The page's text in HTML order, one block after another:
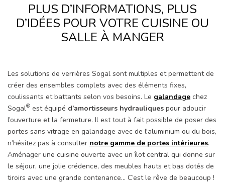
PLUS D’INFORMATIONS, PLUS
D’IDÉES POUR VOTRE CUISINE OU
SALLE À MANGER
Les solutions de verrières Sogal sont multiples et permettent de
créer des ensembles complets avec des éléments fixes,
coulissants et battants selon vos besoins. Le galandage chez
Sogal® est équipé d’amortisseurs hydrauliques pour adoucir
l’ouverture et la fermeture. Il est tout à fait possible de poser des
portes sans vitrage en galandage avec de l'aluminium ou du bois,
n’hésitez pas à consulter notre gamme de portes intérieures.
Aménager une cuisine ouverte avec un îlot central qui donne sur
le séjour, une jolie crédence, des meubles hauts et bas dotés de
tiroirs avec une grande contenance… C’est le rêve de beaucoup !